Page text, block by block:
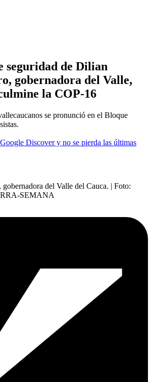
seguridad de Dilian
gobernadora del Valle,
la COP-16
se pronunció en el Bloque
Discover y no se pierda las últimas
del Valle del Cauca. | Foto:
SEMANA